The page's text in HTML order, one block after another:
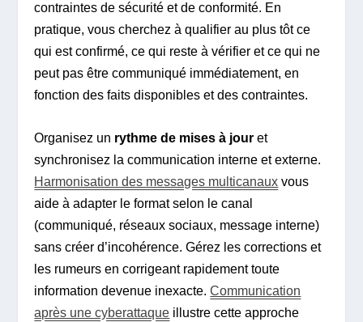
contraintes de sécurité et de conformité. En
pratique, vous cherchez à qualifier au plus tôt ce
qui est confirmé, ce qui reste à vérifier et ce qui ne
peut pas être communiqué immédiatement, en
fonction des faits disponibles et des contraintes.
Organisez un rythme de mises à jour et
synchronisez la communication interne et externe.
Harmonisation des messages multicanaux vous
aide à adapter le format selon le canal
(communiqué, réseaux sociaux, message interne)
sans créer d’incohérence. Gérez les corrections et
les rumeurs en corrigeant rapidement toute
information devenue inexacte.Communication
après une cyberattaque illustre cette approche